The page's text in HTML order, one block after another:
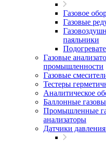
Газовое
Газовые
паяльники
Газовые
промышленности
Газовые
Тестеры
Аналитическое
Баллонные
Промышленные
анализаторы
Датчики